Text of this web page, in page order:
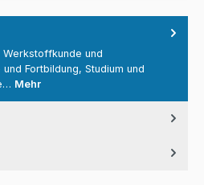
Werkstoffkunde und
Fortbildung, Studium und
Mehr